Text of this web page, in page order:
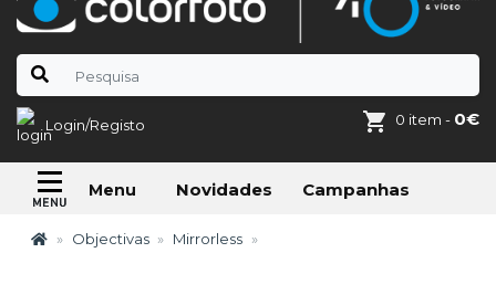
Login/Registo 0 item - 0€
Menu Novidades Campanhas
Objectivas Mirrorless